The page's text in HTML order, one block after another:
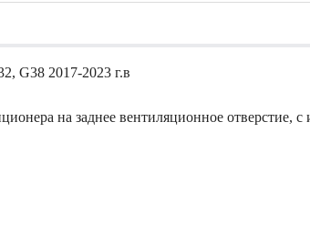
G38 2017-2023 г.в
на заднее вентиляционное отверстие,